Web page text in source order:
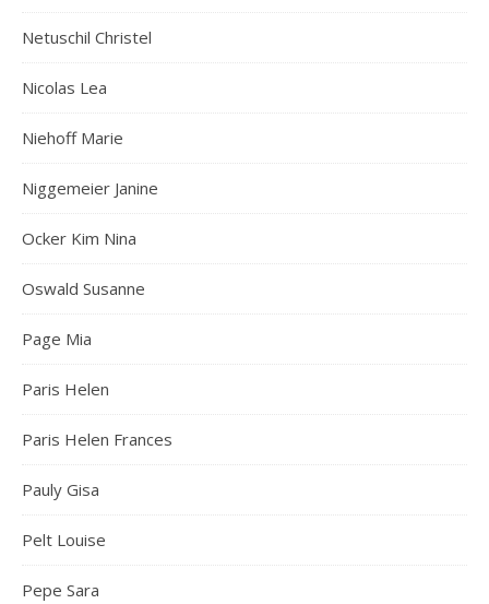
Netuschil Christel
Nicolas Lea
Niehoff Marie
Niggemeier Janine
Ocker Kim Nina
Oswald Susanne
Page Mia
Paris Helen
Paris Helen Frances
Pauly Gisa
Pelt Louise
Pepe Sara